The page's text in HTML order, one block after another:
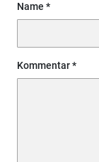
Name
Kommentar